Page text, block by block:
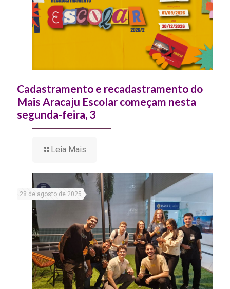
Cadastramento e recadastramento do
Mais Aracaju Escolar começam nesta
segunda-feira, 3
Leia Mais
28 de agosto de 2025